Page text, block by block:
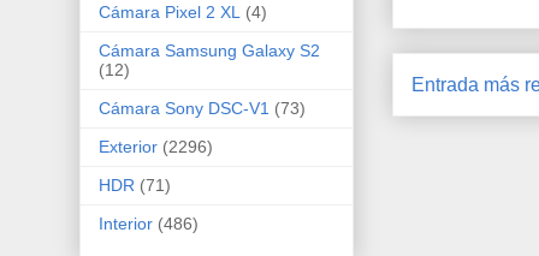
Entrada más
Cámara Pixel 2 XL
(4)
Cámara Samsung Galaxy S2
(12)
Cámara Sony DSC-V1 (73)
Exterior (2296)
HDR (71)
Interior (486)